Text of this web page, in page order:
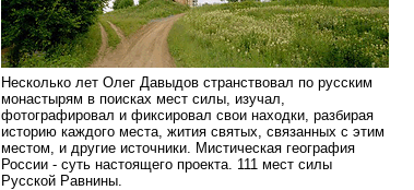
Несколько лет Олег Давыдов странствовал по русским
монастырям в поисках мест силы, изучал,
фотографировал и фиксировал свои находки, разбирая
историю каждого места, жития святых, связанных с этим
местом, и другие источники. Мистическая география
России - суть настоящего проекта. 111 мест силы
Русской Равнины.